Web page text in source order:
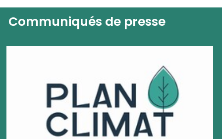
Communiqués de presse